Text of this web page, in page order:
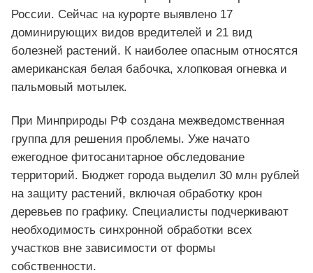
России. Сейчас на курорте выявлено 17
доминирующих видов вредителей и 21 вид
болезней растений. К наиболее опасным относятся
американская белая бабочка, хлопковая огневка и
пальмовый мотылек.
При Минприроды РФ создана межведомственная
группа для решения проблемы. Уже начато
ежегодное фитосанитарное обследование
территорий. Бюджет города выделил 30 млн рублей
на защиту растений, включая обработку крон
деревьев по графику. Специалисты подчеркивают
необходимость синхронной обработки всех
участков вне зависимости от формы
собственности.